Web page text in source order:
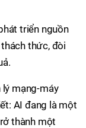
triển nguồn
thức, đòi
lý mạng-máy
AI đang là một
thành một